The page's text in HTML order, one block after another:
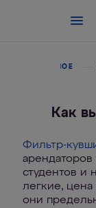
ПОЛЕЗНОЕ
Как
Фильтр-
студентов и
легкие,
они